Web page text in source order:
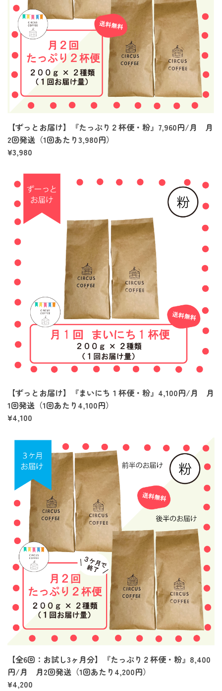
【ずっとお届け】『たっぷり２杯便・粉』7,960円/月 月
2回発送（1回あたり3,980円）
¥3,980
【ずっとお届け】『まいにち１杯便・粉』4,100円/月 月
1回発送（1回あたり4,100円）
¥4,100
【全6回：お試し3ヶ月分】『たっぷり２杯便・粉』8,400
円/月 月2回発送（1回あたり4,200円）
¥4,200